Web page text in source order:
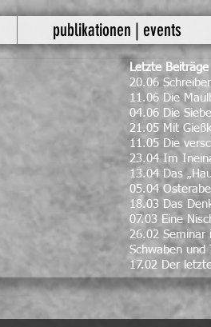
publikationen | events
Letzte Beiträge
20.06
11.06 Die
04.06 Die
21.05 Mit
11.05 Die
23.04 Im
13.04 Das
05.04
18.03 Das
07.03 Eine
26.02 Seminar
Schwaben und
17.02 Der